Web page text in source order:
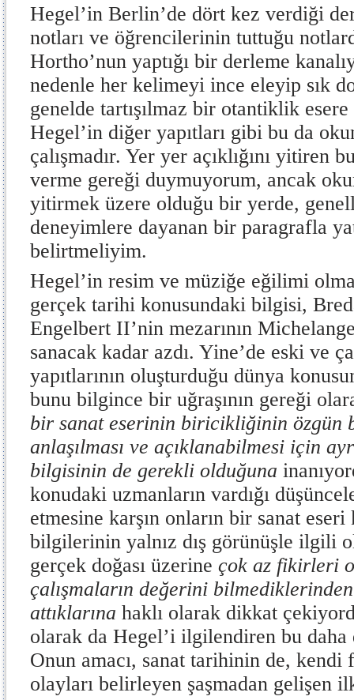
Hegel’in Berlin’de dört kez verdiği
notları ve öğrencilerinin tuttuğu
Hortho’nun yaptığı bir derleme
nedenle her kelimeyi ince eleyip sık
genelde tartışılmaz bir otantiklik esere
Hegel’in diğer yapıtları gibi bu da
çalışmadır. Yer yer açıklığını yitiren
verme gereği duymuyorum, ancak
yitirmek üzere olduğu bir yerde,
deneyimlere dayanan bir paragrafla
belirtmeliyim.
Hegel’in resim ve müziğe eğilimi
gerçek tarihi konusundaki bilgisi,
Engelbert II’nin mezarının
sanacak kadar azdı. Yine’de eski ve
yapıtlarının oluşturduğu dünya
bunu bilgince bir uğraşının gereği
bir sanat eserinin biricikliğinin özgün
anlaşılması ve açıklanabilmesi için
bilgisinin de gerekli olduğuna
konudaki uzmanların vardığı
etmesine karşın onların bir sanat
bilgilerinin yalnız dış görünüşle ilgili
gerçek doğası üzerine çok az fikirleri
çalışmaların değerini
attıklarına haklı olarak dikkat
olarak da Hegel’i ilgilendiren bu daha
Onun amacı, sanat tarihinin de, kendi
olayları belirleyen şaşmadan gelişen